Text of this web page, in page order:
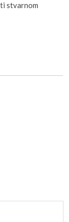
stvarnom